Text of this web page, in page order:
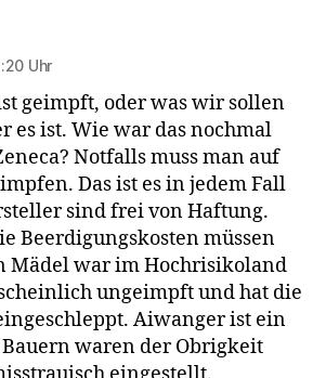
Uhr
geimpft, oder was wir sollen
es ist. Wie war das nochmal
Notfalls muss man auf
Das ist es in jedem Fall
sind frei von Haftung.
Beerdigungskosten müssen
Mädel war im Hochrisikoland
ungeimpft und hat die
Aiwanger ist ein
Bauern waren der Obrigkeit